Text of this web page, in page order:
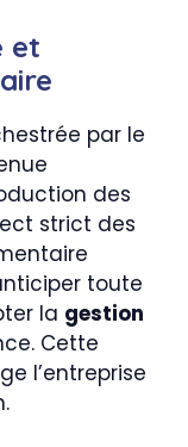
et
par le
des
strict des
toute
la gestion
Cette
l’entreprise